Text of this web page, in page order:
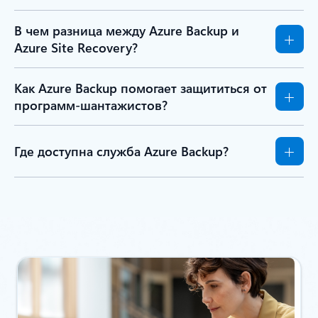
В чем разница между Azure Backup и
Azure Site Recovery?
Как Azure Backup помогает защититься от
программ-шантажистов?
Где доступна служба Azure Backup?